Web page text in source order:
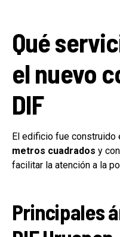
Qué
el nuevo
DIF
El edificio fue construido
metros cuadrados y
facilitar la atención a la
Principales